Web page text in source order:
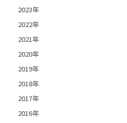
2023年
2022年
2021年
2020年
2019年
2018年
2017年
2016年